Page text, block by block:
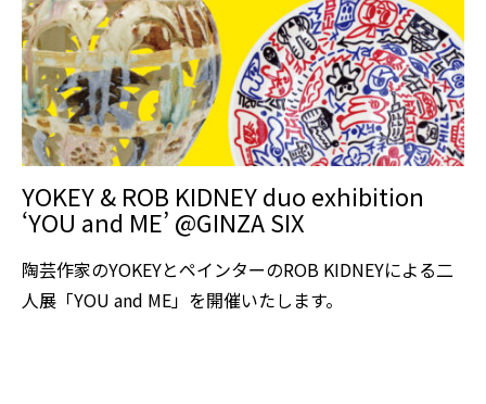
YOKEY & ROB KIDNEY duo exhibition
‘YOU and ME’ @GINZA SIX
陶芸作家のYOKEYとペインターのROB KIDNEYによる二
人展「YOU and ME」を開催いたします。